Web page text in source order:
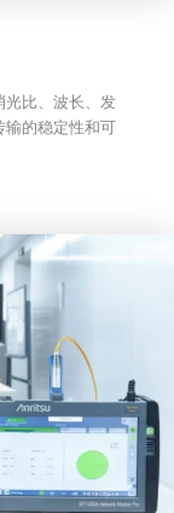
光比、波长、发
输的稳定性和可